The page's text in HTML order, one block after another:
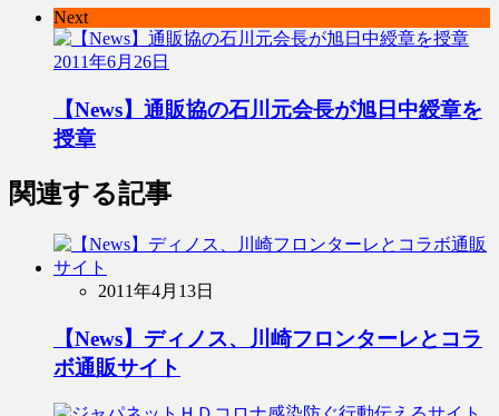
Next
2011年6月26日
【News】通販協の石川元会長が旭日中綬章を
授章
関連する記事
2011年4月13日
【News】ディノス、川崎フロンターレとコラ
ボ通販サイト